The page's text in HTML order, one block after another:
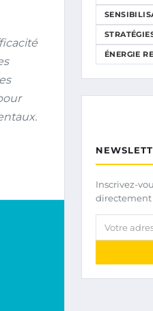
ÉNERGIE
Inscrivez-
directement
Votre